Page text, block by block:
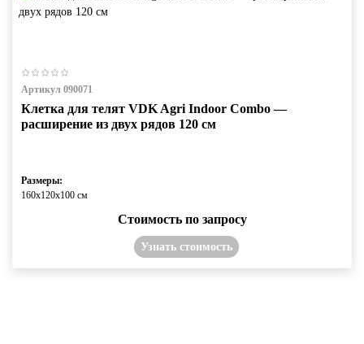
Артикул 090071
Клетка для телят VDK Agri Indoor Combo —
расширение из двух рядов 120 см
Размеры:
160х120х100 см
Стоимость по запросу
Узнать стоимость